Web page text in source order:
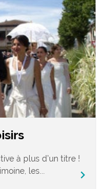
à plus d’un titre !
les...
chevron_right